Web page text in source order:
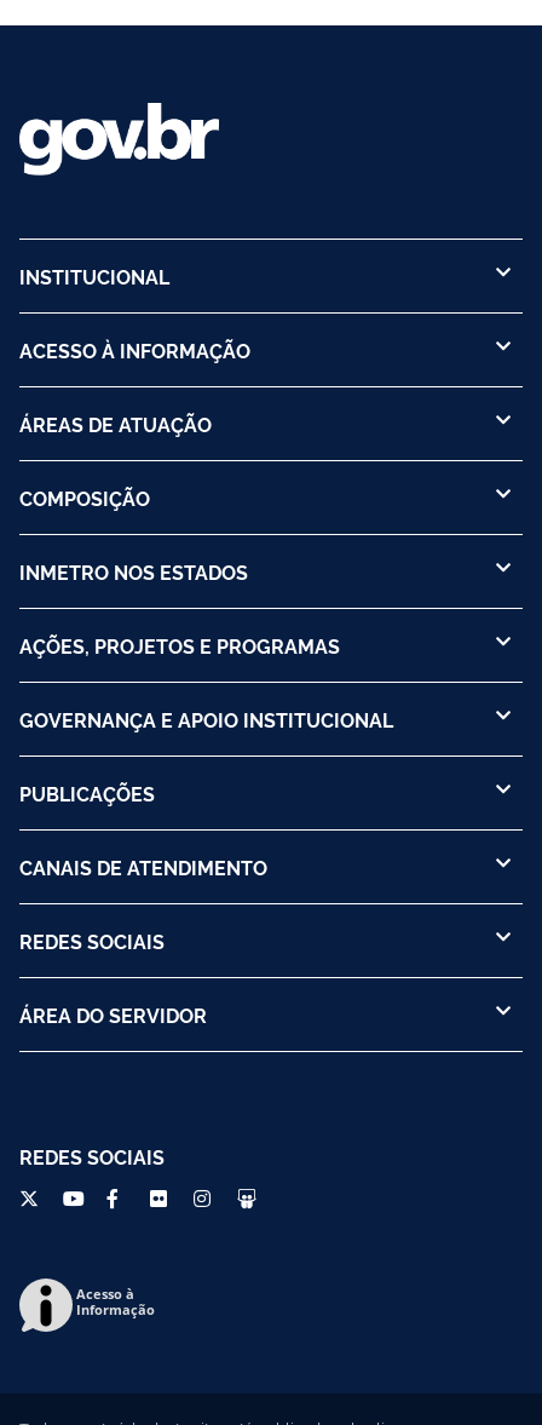
INSTITUCIONAL
ACESSO À INFORMAÇÃO
ÁREAS DE ATUAÇÃO
COMPOSIÇÃO
INMETRO NOS ESTADOS
AÇÕES, PROJETOS E PROGRAMAS
GOVERNANÇA E APOIO INSTITUCIONAL
PUBLICAÇÕES
CANAIS DE ATENDIMENTO
REDES SOCIAIS
ÁREA DO SERVIDOR
REDES SOCIAIS
Acesso à
Informação